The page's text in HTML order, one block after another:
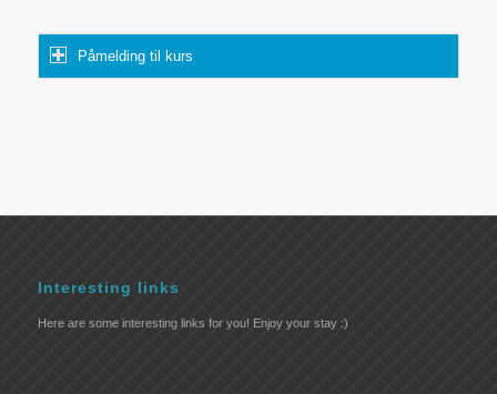
Påmelding til kurs
Interesting links
Here are some interesting links for you! Enjoy your stay :)